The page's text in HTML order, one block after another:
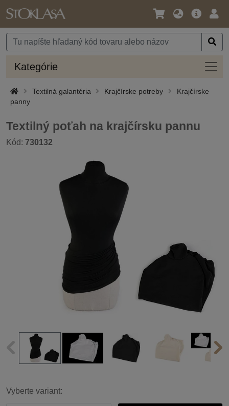
Jazyk
Mena
Hlavná
Kategórie
Textilná galantéria Krajčírske potreby
Krajčírske
panny
Textilný poťah na krajčírsku pannu
Kód: 730132
Vyberte variant: